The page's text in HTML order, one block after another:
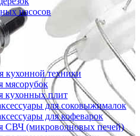
насосов
кухонной техники
мясорубок
кухонных плит
для соковыжималок
для кофеварок
СВЧ (микроволновых печей)